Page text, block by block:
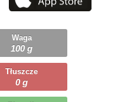
Waga
100 g
Tłuszcze
0 g